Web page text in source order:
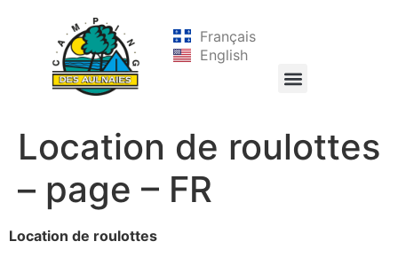
Français
English
Location de roulottes
– page – FR
Location de roulottes